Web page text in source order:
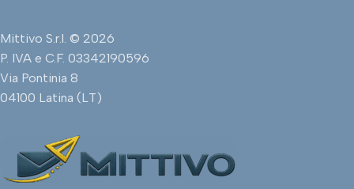
Mittivo S.r.l. © 2026
P. IVA e C.F. 03342190596
Via Pontinia 8
04100 Latina (LT)